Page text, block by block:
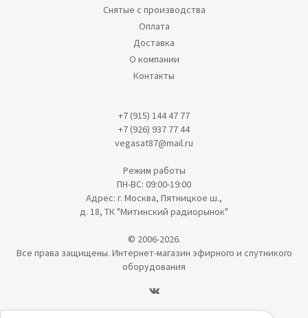
Снятые с производства
Оплата
Доставка
О компании
Контакты
+7 (915) 144 47 77
+7 (926) 937 77 44
vegasat87@mail.ru
Режим работы
ПН-ВС: 09:00-19:00
Адрес: г. Москва, Пятницкое ш.,
д. 18, ТК "Митинский радиорынок"
© 2006-2026.
Все права защищены. Интернет-магазин эфирного и спутникого
оборудования